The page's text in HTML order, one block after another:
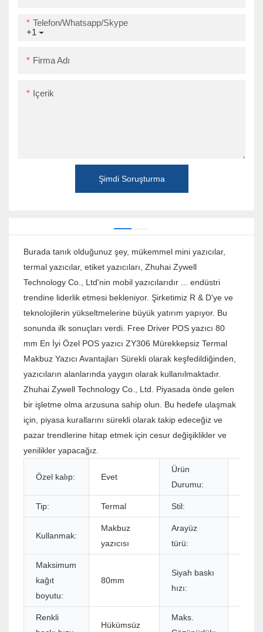
+1
Telefon/Whatsapp/Skype
Firma Adı
Içerik
Şimdi Soruşturma
Burada tanık olduğunuz şey, mükemmel mini yazıcılar,
termal yazıcılar, etiket yazıcıları, Zhuhai Zywell
Technology Co., Ltd'nin mobil yazıcılarıdır ... endüstri
trendine liderlik etmesi bekleniyor. Şirketimiz R & D'ye ve
teknolojilerin yükseltmelerine büyük yatırım yapıyor. Bu
sonunda ilk sonuçları verdi. Free Driver POS yazıcı 80
mm En İyi Özel POS yazıcı ZY306 Mürekkepsiz Termal
Makbuz Yazıcı Avantajları Sürekli olarak keşfedildiğinden,
yazıcıların alanlarında yaygın olarak kullanılmaktadır.
Zhuhai Zywell Technology Co., Ltd. Piyasada önde gelen
bir işletme olma arzusuna sahip olun. Bu hedefe ulaşmak
için, piyasa kurallarını sürekli olarak takip edeceğiz ve
pazar trendlerine hitap etmek için cesur değişiklikler ve
yenilikler yapacağız.
Özel kalıp: Evet
Ürün
Durumu:
Tip: Termal Stil:
Kullanmak:
Makbuz
yazıcısı
Arayüz
türü:
Maksimum
kağıt
boyutu:
80mm
Siyah baskı
hızı:
Renkli
Hükümsüz
Maks.